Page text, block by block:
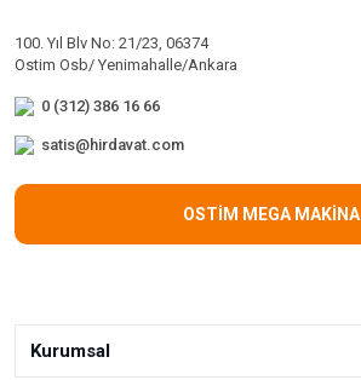
100. Yıl Blv No: 21/23, 06374
Ostim Osb/ Yenimahalle/Ankara
0 (312) 386 16 66
satis@hirdavat.com
OSTİM MEGA MAKİNA
Kurumsal